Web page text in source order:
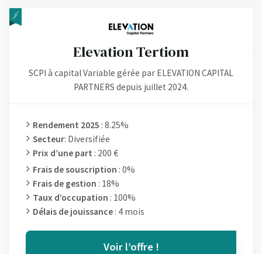
Elevation Tertiom
SCPI à capital Variable gérée par ELEVATION CAPITAL
PARTNERS depuis juillet 2024.
Rendement 2025 : 8.25%
Secteur: Diversifiée
Prix d’une part : 200 €
Frais de souscription : 0%
Frais de gestion : 18%
Taux d’occupation : 100%
Délais de jouissance : 4 mois
Voir l’offre !